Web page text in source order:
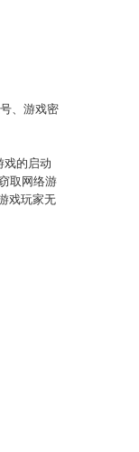
、游戏密
戏的启动
取网络游
戏玩家无